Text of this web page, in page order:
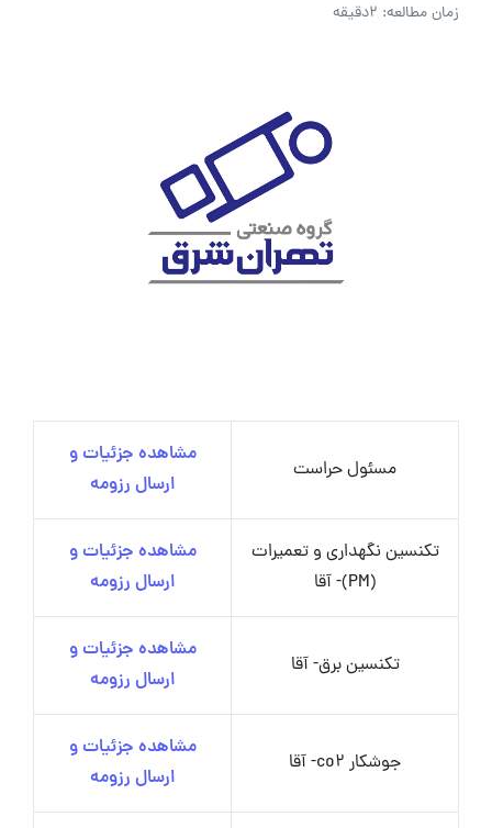
زمان مطالعه: 2دقیقه
مسئول حراست
مشاهده جزئیات و
ارسال رزومه
تکنسین نگهداری و تعمیرات
(PM)- آقا
مشاهده جزئیات و
ارسال رزومه
تکنسین برق- آقا
مشاهده جزئیات و
ارسال رزومه
جوشکار co2- آقا
مشاهده جزئیات و
ارسال رزومه